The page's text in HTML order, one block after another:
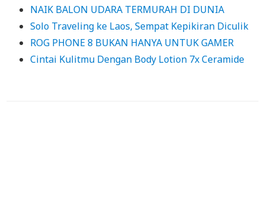
NAIK BALON UDARA TERMURAH DI DUNIA
Solo Traveling ke Laos, Sempat Kepikiran Diculik
ROG PHONE 8 BUKAN HANYA UNTUK GAMER
Cintai Kulitmu Dengan Body Lotion 7x Ceramide